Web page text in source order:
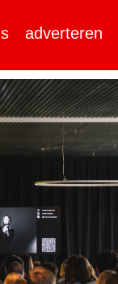
adverteren